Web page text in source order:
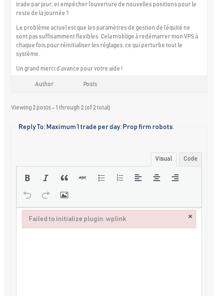
trade par jour, et empêcher l’ouverture de nouvelles positions pour le
reste de la journée ?
Le problème actuel est que les paramètres de gestion de l’équité ne
sont pas suffisamment flexibles. Cela m’oblige à redémarrer mon VPS à
chaque fois pour réinitialiser les réglages, ce qui perturbe tout le
système.
Un grand merci d’avance pour votre aide !
Author Posts
Viewing 2 posts - 1 through 2 (of 2 total)
Reply To: Maximum 1 trade per day: Prop firm robots.
Visual Code
Failed to initialize plugin: wplink ×
Failed to initialize plugin: wplink